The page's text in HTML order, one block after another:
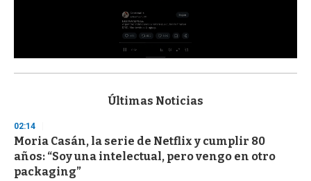
s
d
s
o
f
3
Últimas Noticias
02:14
Moria Casán, la serie de Netflix y cumplir 80
años: “Soy una intelectual, pero vengo en otro
packaging”